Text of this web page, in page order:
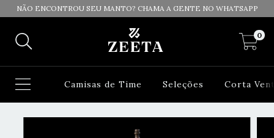
NÃO ENCONTROU SEU MANTO? CHAMA A GENTE NO WHATSAPP
0
Camisas de Time Seleções Corta